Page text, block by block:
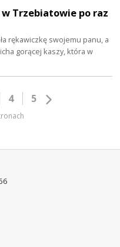
Trzebiatowie po raz
rękawiczkę swojemu panu, a
gorącej kaszy, która w
4 5